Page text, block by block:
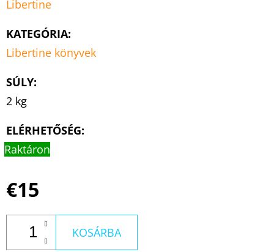
Libertine
KATEGÓRIA:
Libertine könyvek
SÚLY:
2 kg
ELÉRHETŐSÉG:
Raktáron
€15
KOSÁRBA